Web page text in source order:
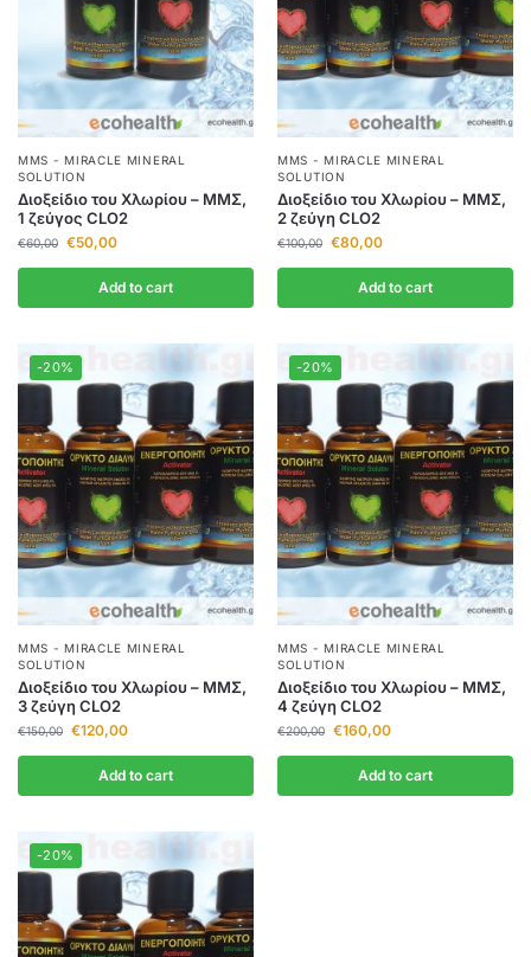
MMS - MIRACLE MINERAL
SOLUTION
Διοξείδιο του Χλωρίου – ΜΜΣ,
1 ζεύγος CLO2
€60,00 €50,00
Add to cart
MMS - MIRACLE MINERAL
SOLUTION
Διοξείδιο του Χλωρίου – ΜΜΣ,
2 ζεύγη CLO2
€100,00 €80,00
Add to cart
-20%
MMS - MIRACLE MINERAL
SOLUTION
Διοξείδιο του Χλωρίου – ΜΜΣ,
3 ζεύγη CLO2
€150,00 €120,00
Add to cart
-20%
MMS - MIRACLE MINERAL
SOLUTION
Διοξείδιο του Χλωρίου – ΜΜΣ,
4 ζεύγη CLO2
€200,00 €160,00
Add to cart
-20%